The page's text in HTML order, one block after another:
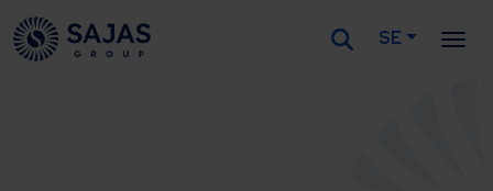
Siirry sisältöön
SE